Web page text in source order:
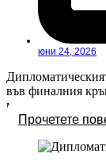
юни 24, 2026
във финалния
младежки...
Прочетете